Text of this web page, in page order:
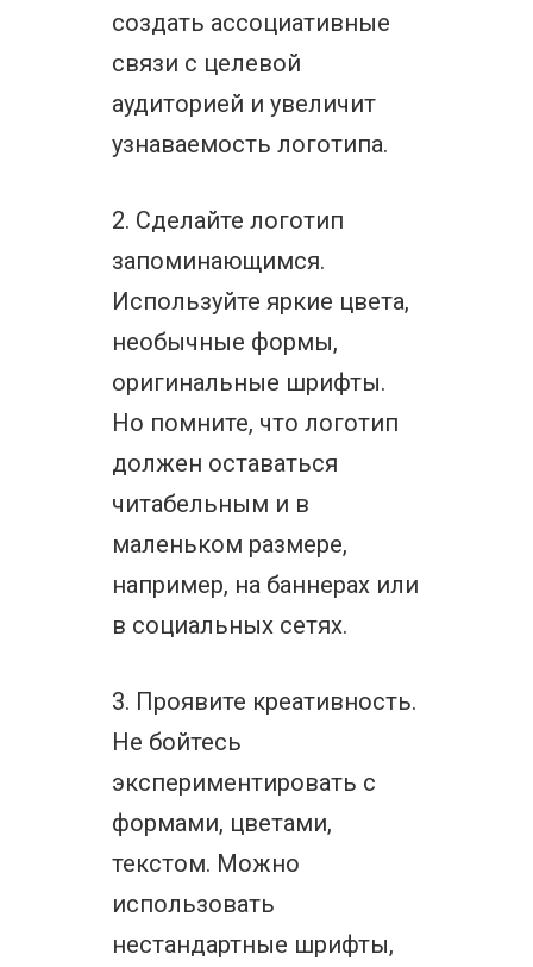
создать ассоциативные
связи с целевой
аудиторией и увеличит
узнаваемость логотипа.
2. Сделайте логотип
запоминающимся.
Используйте яркие цвета,
необычные формы,
оригинальные шрифты.
Но помните, что логотип
должен оставаться
читабельным и в
маленьком размере,
например, на баннерах или
в социальных сетях.
3. Проявите креативность.
Не бойтесь
экспериментировать с
формами, цветами,
текстом. Можно
использовать
нестандартные шрифты,